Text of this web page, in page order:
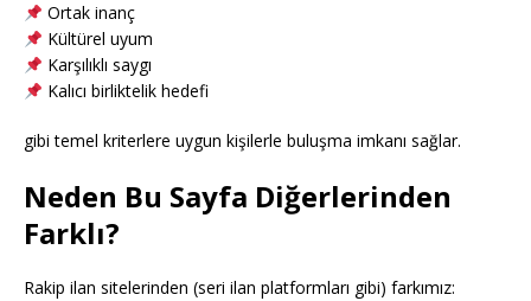
Ortak inanç
Kültürel uyum
Karşılıklı saygı
Kalıcı birliktelik hedefi
gibi temel kriterlere uygun kişilerle buluşma imkanı sağlar.
Neden Bu Sayfa Diğerlerinden
Farklı?
Rakip ilan sitelerinden (seri ilan platformları gibi) farkımız: